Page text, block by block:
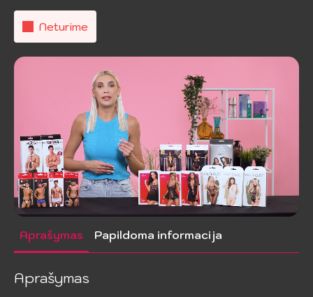
Neturime
Aprašymas Papildoma informacija
Aprašymas